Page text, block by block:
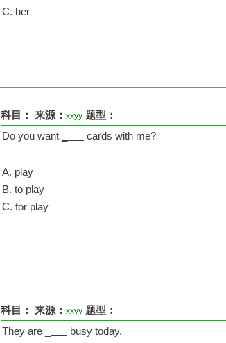
C. her
科目： 来源： xxyy 题型：
Do you want
cards with me?
A. play
B. to play
C. for play
科目： 来源： xxyy 题型：
They are _
busy today.